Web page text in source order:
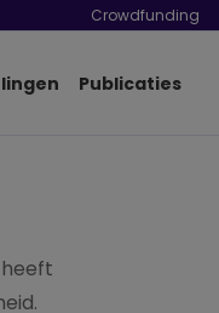
Crowdfunding
Publicaties